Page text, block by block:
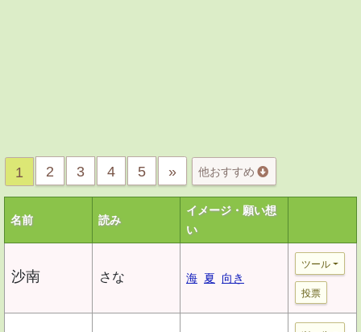
1 2 3 4 5 » 他おすすめ
名前 読み
イメージ・願い想
い
沙南 さな 海 夏 向き
ツール
投票